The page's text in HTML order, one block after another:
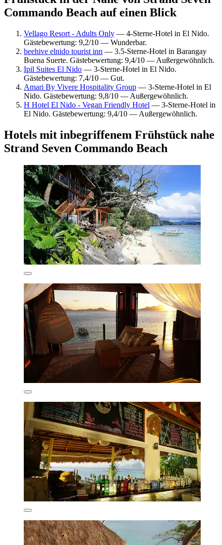
Commando Beach auf einen Blick
Vellago Resort - Adults Only — 4-Sterne-Hotel in El Nido.
Gästebewertung: 9,2/10 — Wunderbar.
beehive elnido tourist inn — 3.5-Sterne-Hotel in Barangay
Buena Suerte. Gästebewertung: 9,4/10 — Außergewöhnlich.
Ipil Suites El Nido — 3-Sterne-Hotel in El Nido.
Gästebewertung: 7,4/10 — Gut.
Amari By Vivere Hospitality Group — 3-Sterne-Hotel in El
Nido. Gästebewertung: 9,8/10 — Außergewöhnlich.
H Hotel El Nido - Vegan Friendly Hotel — 3-Sterne-Hotel in
El Nido. Gästebewertung: 9,4/10 — Außergewöhnlich.
Hotels mit inbegriffenem Frühstück nahe
Strand Seven Commando Beach